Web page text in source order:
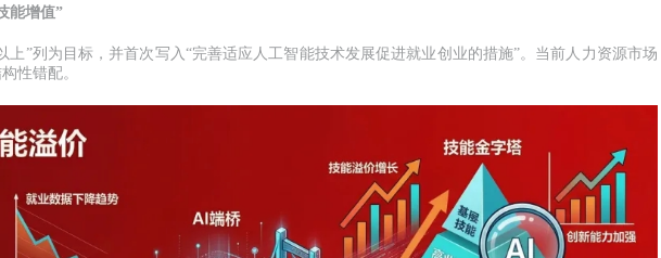
能增值”
上”列为目标，并首次写入“完善适应人工智能技术发展促进就业创业的措施”。当前人力资源市场
性错配。